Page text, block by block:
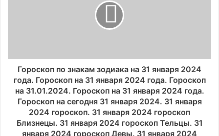
Гороскоп по знакам зодиака на 31 января 2024
года. Гороскоп на 31 января 2024 года. Гороскоп
на 31.01.2024. Гороскоп на 31 января 2024 года.
Гороскоп на сегодня 31 января 2024. 31 января
2024 гороскоп. 31 января 2024 гороскоп
Близнецы. 31 января 2024 гороскоп Тельцы. 31
января 2024 гороскоп Девы. 31 января 2024